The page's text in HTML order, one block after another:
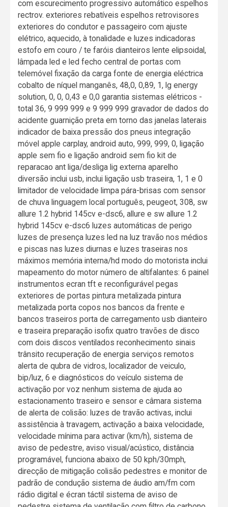
com escurecimento progressivo automático espelhos
rectrov. exteriores rebatíveis espelhos retrovisores
exteriores do condutor e passageiro com ajuste
elétrico, aquecido, à tonalidade e luzes indicadoras
estofo em couro / te faróis dianteiros lente elipsoidal,
lâmpada led e led fecho central de portas com
telemóvel fixação da carga fonte de energia eléctrica
cobalto de níquel manganês, 48,0, 0,89, 1, lg energy
solution, 0, 0, 0,43 e 0,0 garantia sistemas elétricos -
total 36, 9 999 999 e 9 999 999 gravador de dados do
acidente guarnição preta em torno das janelas laterais
indicador de baixa pressão dos pneus integração
móvel apple carplay, android auto, 999, 999, 0, ligação
apple sem fio e ligação android sem fio kit de
reparacao ant liga/desliga lig externa aparelho
diversão inclui usb, inclui ligação usb traseira, 1, 1 e 0
limitador de velocidade limpa pára-brisas com sensor
de chuva linguagem local português, peugeot, 308, sw
allure 1.2 hybrid 145cv e-dsc6, allure e sw allure 1.2
hybrid 145cv e-dsc6 luzes automáticas de perigo
luzes de presença luzes led na luz travão nos médios
e piscas nas luzes diurnas e luzes traseiras nos
máximos memória interna/hd modo do motorista inclui
mapeamento do motor número de altifalantes: 6 painel
instrumentos ecran tft e reconfigurável pegas
exteriores de portas pintura metalizada pintura
metalizada porta copos nos bancos da frente e
bancos traseiros porta de carregamento usb dianteiro
e traseira preparação isofix quatro travões de disco
com dois discos ventilados reconhecimento sinais
trânsito recuperação de energia serviços remotos
alerta de qubra de vidros, localizador de veiculo,
bip/luz, 6 e diagnósticos do veículo sistema de
activação por voz nenhum sistema de ajuda ao
estacionamento traseiro e sensor e câmara sistema
de alerta de colisão: luzes de travão activas, inclui
assistência à travagem, activação a baixa velocidade,
velocidade mínima para activar (km/h), sistema de
aviso de pedestre, aviso visual/acústico, distância
programável, funciona abaixo de 50 kph/30mph,
direcção de mitigação colisão pedestres e monitor de
padrão de condução sistema de áudio am/fm com
rádio digital e écran táctil sistema de aviso de